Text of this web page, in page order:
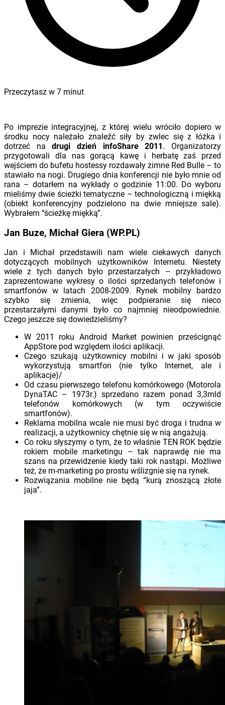
Przeczytasz w 7 minut
Po imprezie integracyjnej, z której wielu wróciło dopiero w
środku nocy należało znaleźć siły by zwlec się z łóżka i
dotrzeć nadrugi dzień infoShare 2011. Organizatorzy
przygotowali dla nas gorącą kawę i herbatę zaś przed
wejściem do bufetu hostessy rozdawały zimne Red Bulle – to
stawiało na nogi. Drugiego dnia konferencji nie było mnie od
rana – dotarłem na wykłady o godzinie 11:00. Do wyboru
mieliśmy dwie ścieżki tematyczne – technologiczną i miękką
(obiekt konferencyjny podzielono na dwie mniejsze sale).
Wybrałem “ścieżkę miękką”.
Jan Buze, Michał Giera (WP.PL)
Jan i Michał przedstawili nam wiele ciekawych danych
dotyczących mobilnych użytkowników Internetu. Niestety
wiele z tych danych było przestarzałych – przykładowo
zaprezentowane wykresy o ilości sprzedanych telefonów i
smartfonów w latach 2008-2009. Rynek mobilny bardzo
szybko się zmienia, więc podpieranie się nieco
przestarzałymi danymi było co najmniej nieodpowiednie.
Czego jeszcze się dowiedzieliśmy?
W 2011 roku Android Market powinien prześcignąć
AppStore pod względem ilości aplikacji.
Czego szukają użytkownicy mobilni i w jaki sposób
wykorzystują smartfon (nie tylko Internet, ale i
aplikacje)/
Od czasu pierwszego telefonu komórkowego (Motorola
DynaTAC – 1973r.) sprzedano razem ponad 3,3mld
telefonów komórkowych (w tym oczywiście
smartfonów).
Reklama mobilna wcale nie musi być droga i trudna w
realizacji, a użytkownicy chętnie się w nią angażują.
Co roku słyszymy o tym, że to właśnie TEN ROK będzie
rokiem mobile marketingu – tak naprawdę nie ma
szans na przewidzenie kiedy taki rok nastąpi. Możliwe
też, że m-marketing po prostu wślizgnie się na rynek.
Rozwiązania mobilne nie będą “kurą znoszącą złote
jaja”.